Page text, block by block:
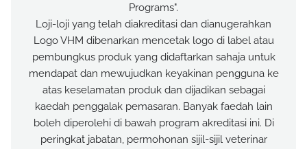
Programs".
Loji-loji yang telah diakreditasi dan dianugerahkan
Logo VHM dibenarkan mencetak logo di label atau
pembungkus produk yang didaftarkan sahaja untuk
mendapat dan mewujudkan keyakinan pengguna ke
atas keselamatan produk dan dijadikan sebagai
kaedah penggalak pemasaran. Banyak faedah lain
boleh diperolehi di bawah program akreditasi ini. Di
peringkat jabatan, permohonan sijil-sijil veterinar